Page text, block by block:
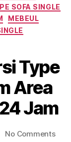
SOFA SINGLE
MEBEUL
Type
Area
Jam
No Commentson